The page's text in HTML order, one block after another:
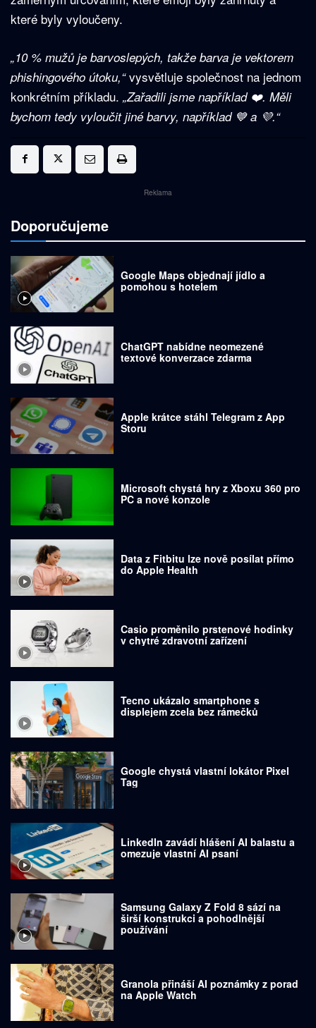
které byly vyloučeny.
„10 % mužů je barvoslepých, takže barva je vektorem
phishingového útoku,“vysvětluje společnost na jednom
konkrétním příkladu. „Zařadili jsme například ❤️. Měli
bychom tedy vyloučit jiné barvy, například 💙 a 💜.“
Reklama
Doporučujeme
Google Maps objednají jídlo a
pomohou s hotelem
ChatGPT nabídne neomezené
textové konverzace zdarma
Apple krátce stáhl Telegram z App
Storu
Microsoft chystá hry z Xboxu 360 pro
PC a nové konzole
Data z Fitbitu lze nově posílat přímo
do Apple Health
Casio proměnilo prstenové hodinky
v chytré zdravotní zařízení
Tecno ukázalo smartphone s
displejem zcela bez rámečků
Google chystá vlastní lokátor Pixel
Tag
LinkedIn zavádí hlášení AI balastu a
omezuje vlastní AI psaní
Samsung Galaxy Z Fold 8 sází na
širší konstrukci a pohodlnější
používání
Granola přináší AI poznámky z porad
na Apple Watch